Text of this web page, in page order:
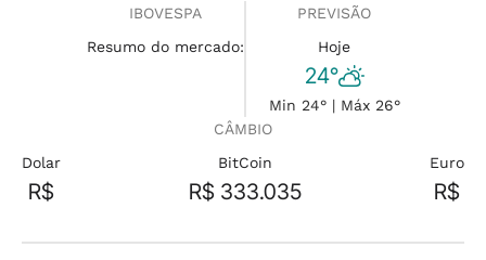
IBOVESPA
Resumo do mercado:
PREVISÃO
Hoje
24°
Min 24° | Máx 26°
CÂMBIO
Dolar
R$
BitCoin
R$ 333.035
Euro
R$